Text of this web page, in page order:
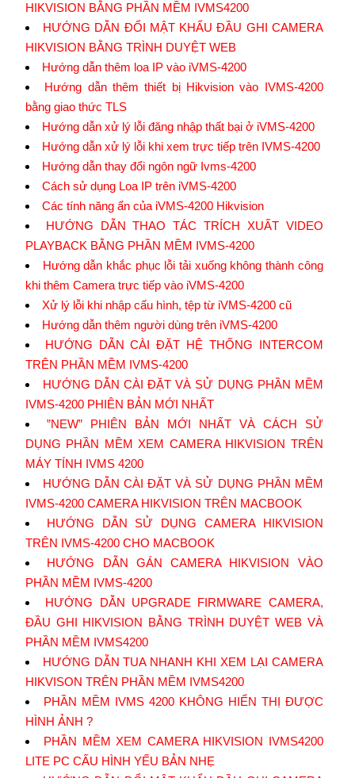
HIKVISION BẰNG PHẦN MỀM IVMS4200
HƯỚNG DẪN ĐỔI MẬT KHẨU ĐẦU GHI CAMERA
HIKVISION BẰNG TRÌNH DUYỆT WEB
Hướng dẫn thêm loa IP vào iVMS-4200
Hướng dẫn thêm thiết bị Hikvision vào IVMS-4200
bằng giao thức TLS
Hướng dẫn xử lý lỗi đăng nhập thất bại ở iVMS-4200
Hướng dẫn xử lý lỗi khi xem trực tiếp trên IVMS-4200
Hướng dẫn thay đổi ngôn ngữ Ivms-4200
Cách sử dụng Loa IP trên iVMS-4200
Các tính năng ẩn của iVMS-4200 Hikvision
HƯỚNG DẪN THAO TÁC TRÍCH XUẤT VIDEO
PLAYBACK BẰNG PHẦN MỀM IVMS-4200
Hướng dẫn khắc phục lỗi tải xuống không thành công
khi thêm Camera trực tiếp vào iVMS-4200
Xử lý lỗi khi nhập cấu hình, tệp từ iVMS-4200 cũ
Hướng dẫn thêm người dùng trên iVMS-4200
HƯỚNG DẪN CÀI ĐẶT HỆ THỐNG INTERCOM
TRÊN PHẦN MỀM IVMS-4200
HƯỚNG DẪN CÀI ĐẶT VÀ SỬ DỤNG PHẦN MỀM
IVMS-4200 PHIÊN BẢN MỚI NHẤT
”NEW” PHIÊN BẢN MỚI NHẤT VÀ CÁCH SỬ
DỤNG PHẦN MỀM XEM CAMERA HIKVISION TRÊN
MÁY TÍNH IVMS 4200
HƯỚNG DẪN CÀI ĐẶT VÀ SỬ DỤNG PHẦN MỀM
IVMS-4200 CAMERA HIKVISION TRÊN MACBOOK
HƯỚNG DẪN SỬ DỤNG CAMERA HIKVISION
TRÊN IVMS-4200 CHO MACBOOK
HƯỚNG DẪN GÁN CAMERA HIKVISION VÀO
PHẦN MỀM IVMS-4200
HƯỚNG DẪN UPGRADE FIRMWARE CAMERA,
ĐẦU GHI HIKVISION BẰNG TRÌNH DUYỆT WEB VÀ
PHẦN MỀM IVMS4200
HƯỚNG DẪN TUA NHANH KHI XEM LẠI CAMERA
HIKVISON TRÊN PHẦN MỀM IVMS4200
PHẦN MỀM IVMS 4200 KHÔNG HIỂN THỊ ĐƯỢC
HÌNH ẢNH ?
PHẦN MỀM XEM CAMERA HIKVISION IVMS4200
LITE PC CẤU HÌNH YẾU BẢN NHẸ